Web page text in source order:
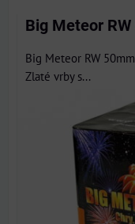
Big Meteor
Big Meteor RW
Zlaté vrby s...